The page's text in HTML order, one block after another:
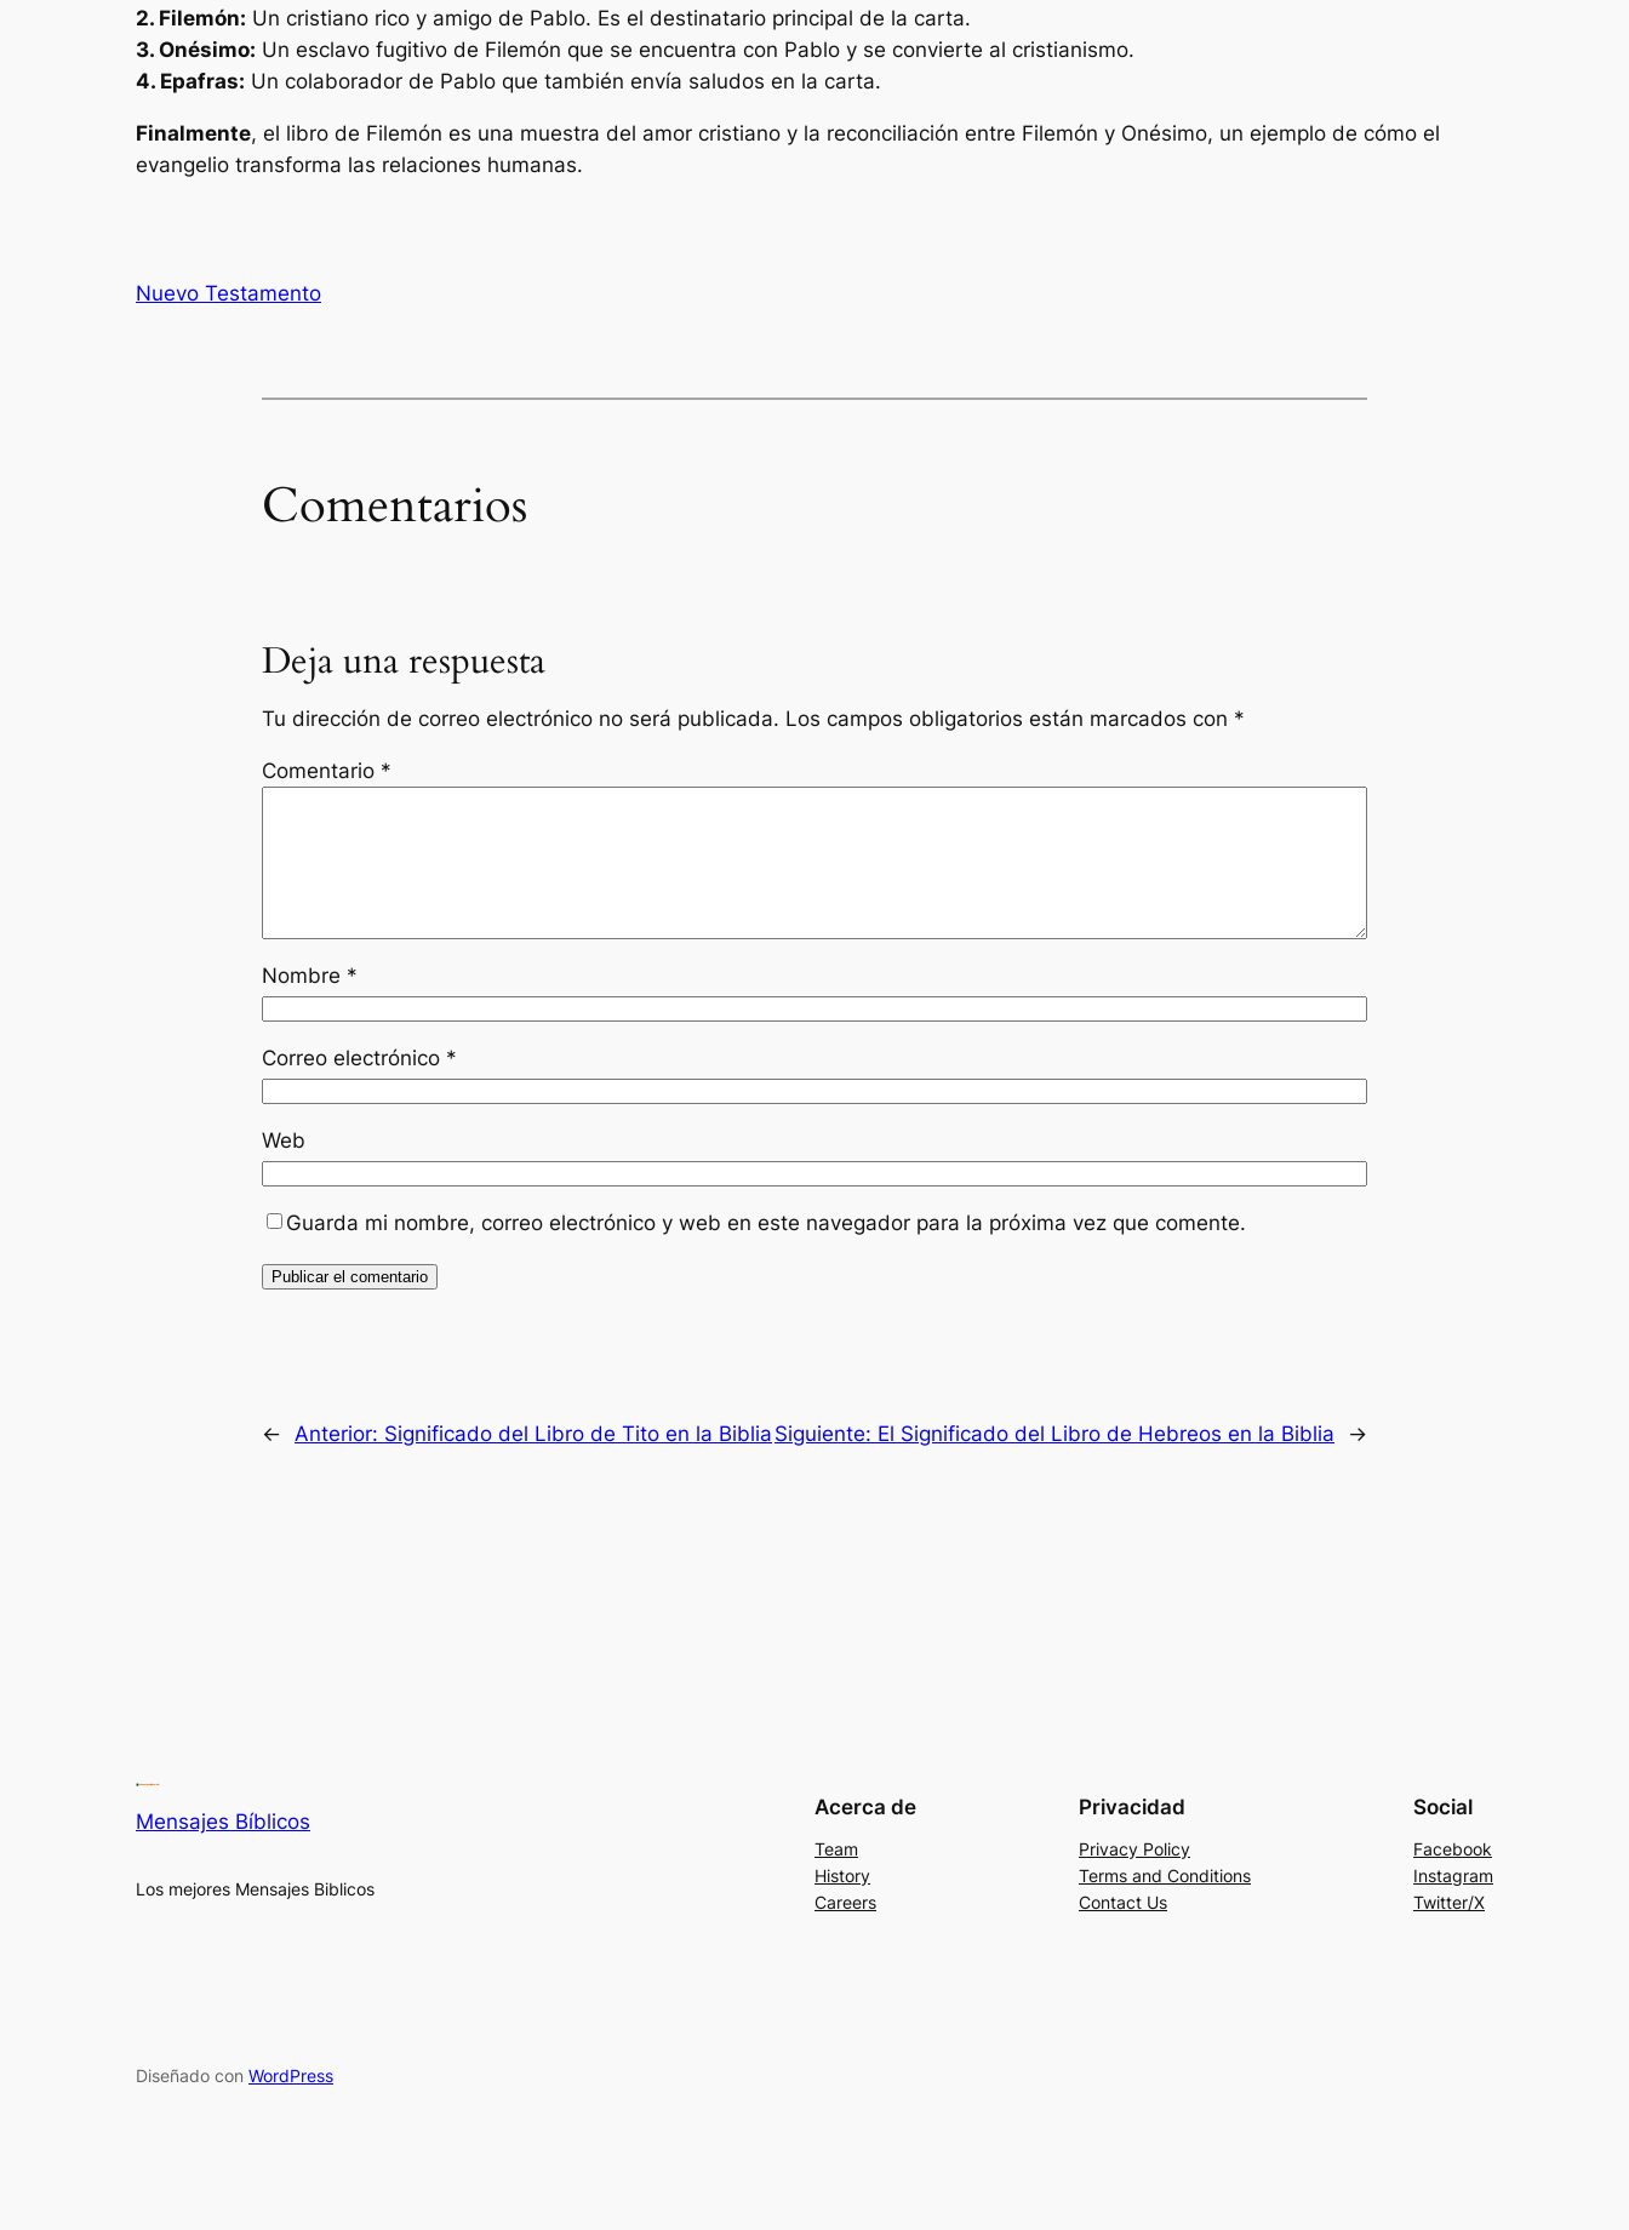
2. Filemón: Un cristiano rico y amigo de Pablo. Es el destinatario principal de la carta.
3. Onésimo: Un esclavo fugitivo de Filemón que se encuentra con Pablo y se convierte al cristianismo.
4. Epafras: Un colaborador de Pablo que también envía saludos en la carta.
Finalmente, el libro de Filemón es una muestra del amor cristiano y la reconciliación entre Filemón y Onésimo, un ejemplo de cómo el
evangelio transforma las relaciones humanas.
Nuevo Testamento
Comentarios
Deja una respuesta
Tu dirección de correo electrónico no será publicada. Los campos obligatorios están marcados con *
Comentario *
Nombre *
Correo electrónico *
Web
Guarda mi nombre, correo electrónico y web en este navegador para la próxima vez que comente.
← Anterior: Significado del Libro de Tito en la Biblia Siguiente: El Significado del Libro de Hebreos en la Biblia →
Mensajes Bíblicos
Los mejores Mensajes Biblicos
Acerca de
Team
History
Careers
Privacidad
Privacy Policy
Terms and Conditions
Contact Us
Social
Facebook
Instagram
Twitter/X
Diseñado con WordPress